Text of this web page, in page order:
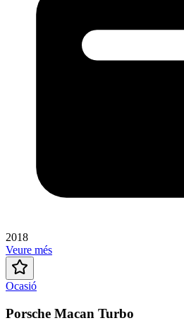
2018
Veure més
Ocasió
Porsche Macan Turbo